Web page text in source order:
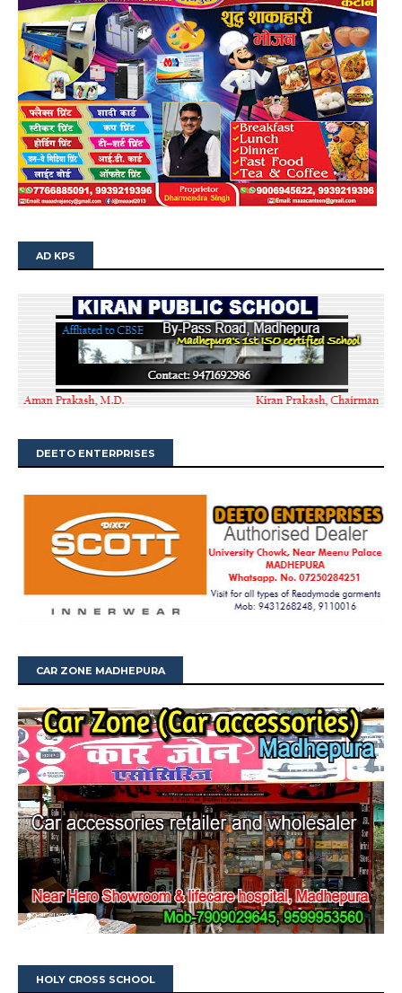
AD KPS
DEETO ENTERPRISES
CAR ZONE MADHEPURA
HOLY CROSS SCHOOL